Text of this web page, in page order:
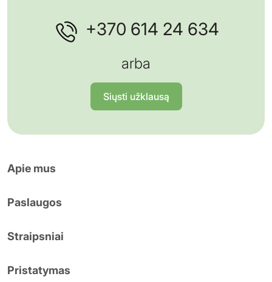
+370 614 24 634
arba
Siųsti užklausą
Apie mus
Paslaugos
Straipsniai
Pristatymas